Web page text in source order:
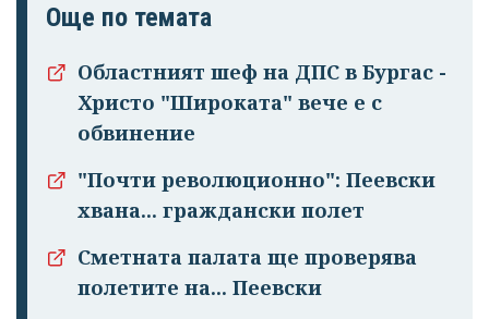
Още по темата
Областният шеф на ДПС в Бургас -
Христо "Широката" вече е с
обвинение
"Почти революционно": Пеевски
хвана... граждански полет
Сметната палата ще проверява
полетите на... Пеевски